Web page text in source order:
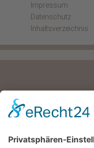
Impressum
Datenschutz
Inhaltsverzeichnis